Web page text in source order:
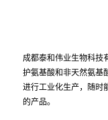
成都泰和伟业生物科技
护氨基酸和非天然氨基
进行工业化生产，随时
的产品。